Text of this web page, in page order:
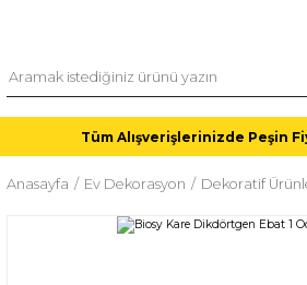
Tüm Alışverişlerinizde Peşin
Anasayfa Ev Dekorasyon Dekoratif